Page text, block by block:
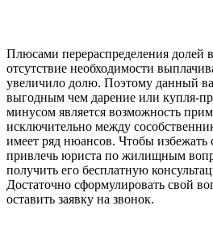
Плюсами перераспределения долей
отсутствие необходимости
увеличило долю. Поэтому данный
выгодным чем дарение или купля-
минусом является возможность
исключительно между
имеет ряд нюансов. Чтобы избежать
привлечь юриста по жилищным
получить его бесплатную
Достаточно сформулировать свой
оставить заявку на звонок.